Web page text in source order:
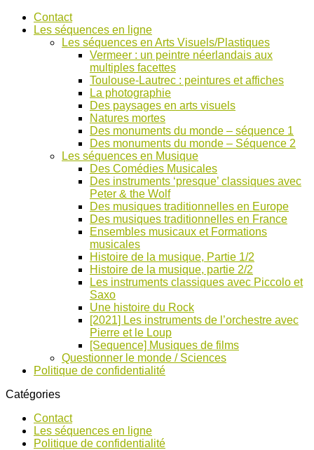
AccéderContact
Les séquences en ligne
Les séquences en Arts Visuels/Plastiques
Vermeer : un peintre néerlandais aux
multiples facettes
Toulouse-Lautrec : peintures et affiches
La photographie
Des paysages en arts visuels
Natures mortes
Des monuments du monde – séquence 1
Des monuments du monde – Séquence 2
Les séquences en Musique
Des Comédies Musicales
Des instruments ‘presque’ classiques avec
Peter & the Wolf
Des musiques traditionnelles en Europe
Des musiques traditionnelles en France
Ensembles musicaux et Formations
musicales
Histoire de la musique, Partie 1/2
Histoire de la musique, partie 2/2
Les instruments classiques avec Piccolo et
Saxo
Une histoire du Rock
[2021] Les instruments de l’orchestre avec
Pierre et le Loup
[Sequence] Musiques de films
Questionner le monde / Sciences
Politique de confidentialité
Catégories
Contact
Les séquences en ligne
Politique de confidentialité